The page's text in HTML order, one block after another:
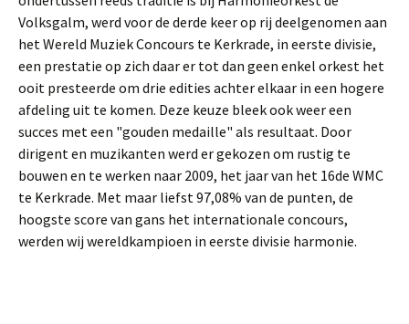
Volksgalm, werd voor de derde keer op rij deelgenomen aan
het Wereld Muziek Concours te Kerkrade, in eerste divisie,
een prestatie op zich daar er tot dan geen enkel orkest het
ooit presteerde om drie edities achter elkaar in een hogere
afdeling uit te komen. Deze keuze bleek ook weer een
succes met een "gouden medaille" als resultaat. Door
dirigent en muzikanten werd er gekozen om rustig te
bouwen en te werken naar 2009, het jaar van het 16de WMC
te Kerkrade. Met maar liefst 97,08% van de punten, de
hoogste score van gans het internationale concours,
werden wij wereldkampioen in eerste divisie harmonie.